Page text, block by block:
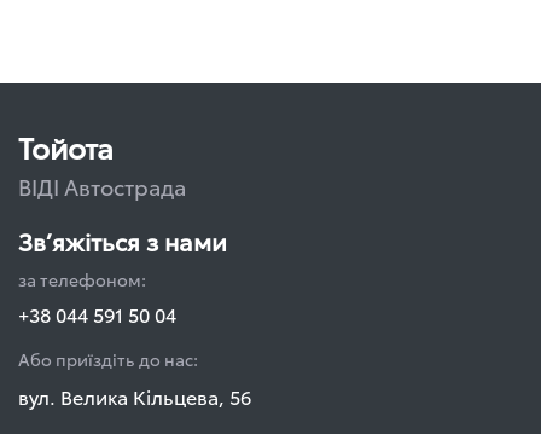
Тойота
ВІДІ Автострада
Зв’яжіться з нами
за телефоном:
+38 044 591 50 04
Або приїздіть до нас:
вул. Велика Кільцева, 56